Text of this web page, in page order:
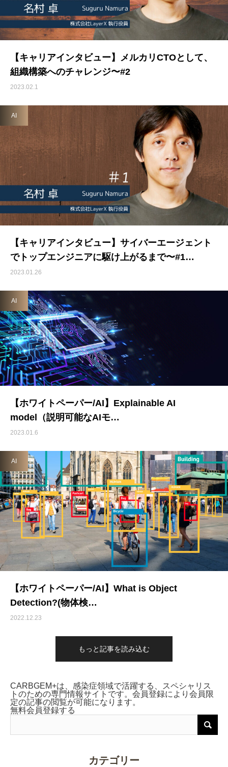
【キャリアインタビュー】メルカリCTOとして、
組織構築へのチャレンジ〜#2
2023.02.1
AI
【キャリアインタビュー】サイバーエージェント
でトップエンジニアに駆け上がるまで〜#1…
2023.01.26
AI
【ホワイトペーパー/AI】Explainable AI
model（説明可能なAIモ…
2023.01.6
AI
【ホワイトペーパー/AI】What is Object
Detection?(物体検…
2022.12.23
もっと記事を読み込む
CARBGEM+は、感染症領域で活躍する、スペシャリス
トのための専門情報サイトです。会員登録により会員限
定の記事の閲覧が可能になります。
無料会員登録する
カテゴリー